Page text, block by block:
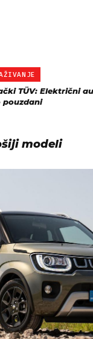
TÜV: Električni
modeli